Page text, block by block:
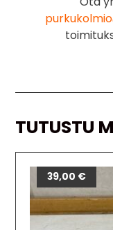
TUTUSTU
39,00 €